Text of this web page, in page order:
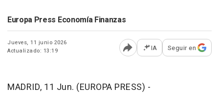
Europa Press Economía Finanzas
Jueves, 11 junio 2026
Actualizado: 13:19
Abrir opciones para
IA Seguir en
MADRID, 11 Jun. (EUROPA PRESS) -